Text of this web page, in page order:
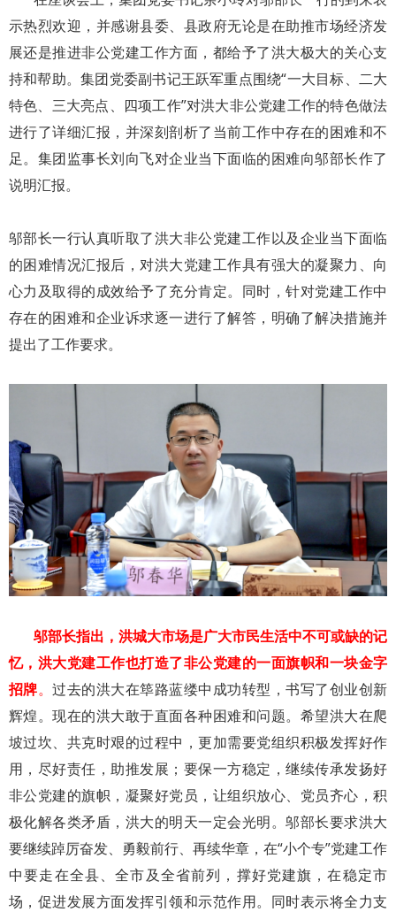
示热烈欢迎，并感谢县委、县政府无论是在助推市场经济发
展还是推进非公党建工作方面，都给予了洪大极大的关心支
持和帮助。集团党委副书记王跃军重点围绕“一大目标、二大
特色、三大亮点、四项工作”对洪大非公党建工作的特色做法
进行了详细汇报，并深刻剖析了当前工作中存在的困难和不
足。集团监事长刘向飞对企业当下面临的困难向邬部长作了
说明汇报。
邬部长一行认真听取了洪大非公党建工作以及企业当下面临
的困难情况汇报后，对洪大党建工作具有强大的凝聚力、向
心力及取得的成效给予了充分肯定。同时，针对党建工作中
存在的困难和企业诉求逐一进行了解答，明确了解决措施并
提出了工作要求。
邬部长指出，洪城大市场是广大市民生活中不可或缺的记
忆，洪大党建工作也打造了非公党建的一面旗帜和一块金字
招牌。过去的洪大在筚路蓝缕中成功转型，书写了创业创新
辉煌。现在的洪大敢于直面各种困难和问题。希望洪大在爬
坡过坎、共克时艰的过程中，更加需要党组织积极发挥好作
用，尽好责任，助推发展；要保一方稳定，继续传承发扬好
非公党建的旗帜，凝聚好党员，让组织放心、党员齐心，积
极化解各类矛盾，洪大的明天一定会光明。邬部长要求洪大
要继续踔厉奋发、勇毅前行、再续华章，在“小个专”党建工作
中要走在全县、全市及全省前列，撑好党建旗，在稳定市
场，促进发展方面发挥引领和示范作用。同时表示将全力支